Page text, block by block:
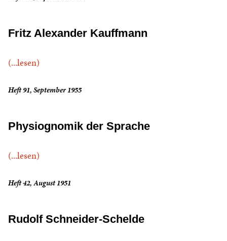
Fritz Alexander Kauffmann
(...lesen)
Heft 91, September 1955
Physiognomik der Sprache
(...lesen)
Heft 42, August 1951
Rudolf Schneider-Schelde